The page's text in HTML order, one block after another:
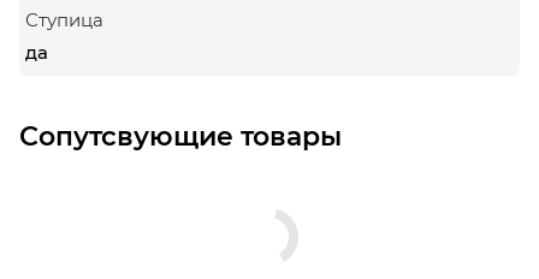
Ступица
да
Сопутсвующие товары